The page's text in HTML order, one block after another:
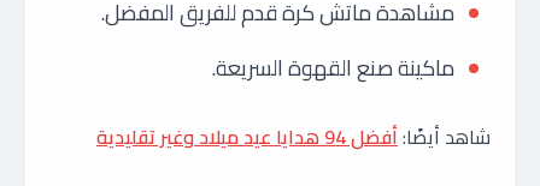
مشاهدة ماتش كرة قدم للفريق المفضل.
ماكينة صنع القهوة السريعة.
شاهد أيضًا:أفضل 94 هدايا عيد ميلاد وغير تقليدية